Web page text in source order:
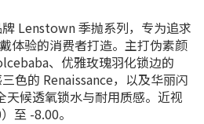
Lenstown 季抛系列，专为追求
体验的消费者打造。主打伪素颜
、优雅玫瑰羽化锁边的
色的 Renaissance，以及华丽闪
候透氧锁水与耐用质感。近视
至 -8.00。